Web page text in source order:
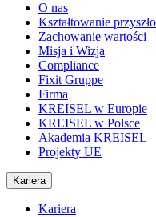
O nas
Kształtowanie
Zachowanie wartości
Misja i Wizja
Compliance
Fixit Gruppe
Firma
KREISEL w Europie
KREISEL w Polsce
Akademia KREISEL
Projekty UE
Kariera
Kariera